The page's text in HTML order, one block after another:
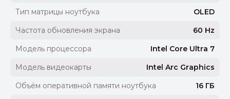
Тип матрицы ноутбука
OLED
Частота обновления экрана
60 Hz
Модель процессора
Intel Core Ultra 7
Модель видеокарты
Intel Arc Graphics
Объём оперативной памяти ноутбука
16 ГБ